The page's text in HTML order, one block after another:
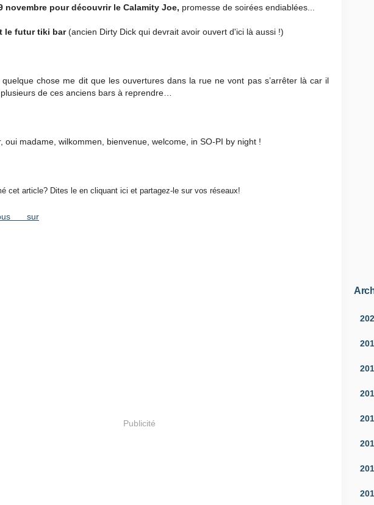
novembre pour découvrir le Calamity Joe, promesse de soirées endiablées...
le futur tiki bar(ancien Dirty Dick qui devrait avoir ouvert d'ici là aussi !)
quelque chose me dit que les ouvertures dans la rue ne vont pas s’arrêter là car il
de ces anciens bars à reprendre…
oui madame, wilkommen, bienvenue, welcome, in SO-PI by night !
cet article? Dites le en cliquant ici et partagez-le sur vos réseaux!
Publicité